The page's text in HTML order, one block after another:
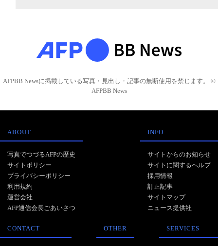
AFPBB Newsに掲載している写真・見出し・記事の無断使用を禁じます。 ©
AFPBB News
ABOUT
写真でつづるAFPの歴史
サイトポリシー
プライバシーポリシー
利用規約
運営会社
AFP通信会長ごあいさつ
INFO
サイトからのお知らせ
サイトに関するヘルプ
採用情報
訂正記事
サイトマップ
ニュース提供社
CONTACT OTHER SERVICES